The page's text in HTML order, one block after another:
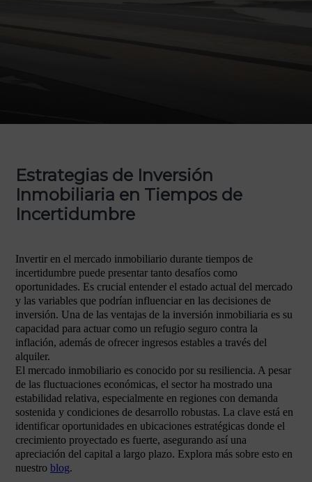
Estrategias de Inversión
Inmobiliaria en Tiempos de
Incertidumbre
Invertir en el mercado inmobiliario durante tiempos de
incertidumbre puede presentar tanto desafíos como
oportunidades. Es crucial entender el estado actual del mercado
y las variables que podrían influenciar en las decisiones de
inversión. Una de las ventajas de la inversión inmobiliaria es su
capacidad para actuar como un refugio seguro contra la
inflación, además de ofrecer ingresos estables a través del
alquiler.
El mercado inmobiliario es conocido por su resiliencia. A pesar
de las fluctuaciones económicas, el sector ha mostrado una
estabilidad relativa, especialmente en regiones con demanda
sostenida y condiciones de desarrollo robustas. La clave está en
identificar oportunidades en ubicaciones estratégicas donde el
crecimiento proyectado es fuerte, asegurando así una
apreciación del capital a largo plazo. Explora más sobre esto en
nuestro blog.